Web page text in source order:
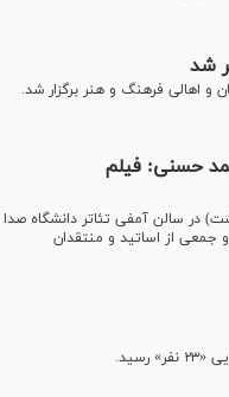
شد
و اهالی فرهنگ و هنر برگزار شد.
حسنی: فیلم
معتمدی به همراه اکران و جلسه نقد و بررسی این فیلم امروز (دوشنبه ۹ اردیبهشت) در سالن آمفی تئاتر دانشگاه صدا
از اساتید و منتقدان